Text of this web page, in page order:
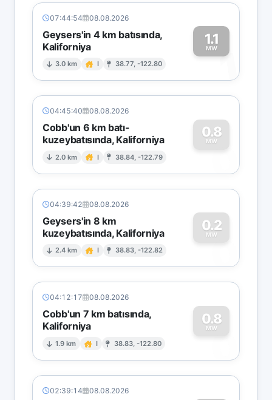
07:44:54 08.08.2026
Geysers'in 4 km batısında,
Kaliforniya
3.0 km I 38.77, -122.80
1.1
MW1
04:45:40 08.08.2026
Cobb'un 6 km batı-
kuzeybatısında, Kaliforniya
2.0 km I 38.84, -122.79
0.8
MW
0
04:39:42 08.08.2026
Geysers'in 8 km
kuzeybatısında, Kaliforniya
2.4 km I 38.83, -122.82
0.2
MW
0
04:12:17 08.08.2026
Cobb'un 7 km batısında,
Kaliforniya
1.9 km I 38.83, -122.80
0.8
MW
0
02:39:14 08.08.2026